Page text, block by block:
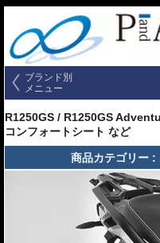
ブランド別
メニュー
R1250GS / R1250GS
コンフォートシート など
商品カテゴリー :